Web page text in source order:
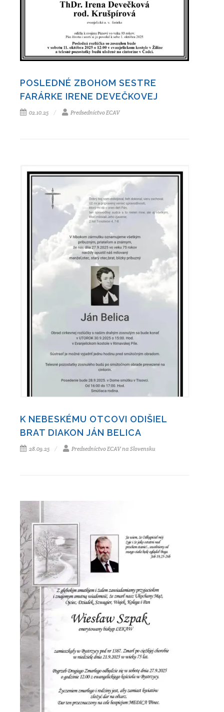
POSLEDNÉ ZBOHOM SESTRE
FARÁRKE IRENE DEVEČKOVEJ
02.10.25 Predsedníctvo ECAV
K NEBESKÉMU OTCOVI ODIŠIEL
BRAT DIAKON JÁN BELICA
28.09.25 Predsedníctvo ECAV na Slovensku